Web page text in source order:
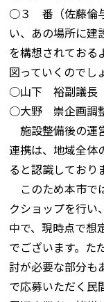
○３ 番（佐藤倫
い、あの場所に建
を構想されておる
図っていくのでし
○山下 裕副議長
○大野 崇企画調
施設整備後の運
連携は、地域全体
ると認識しており
このため本市で
クショップを行い
中で、現時点で想
でございます。た
討が必要な部分も
で応募いただく民